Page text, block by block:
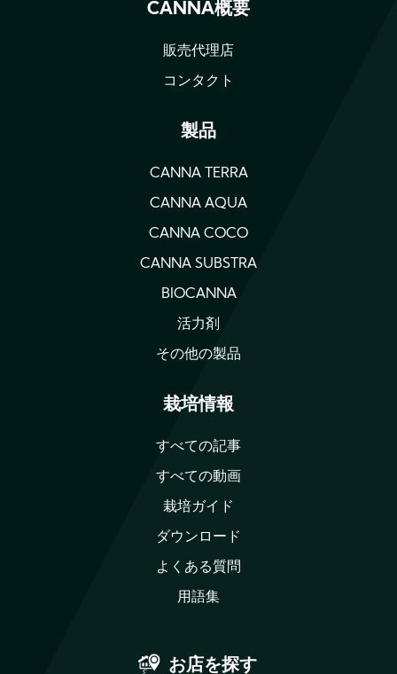
CANNA概要
販売代理店
コンタクト
製品
CANNA TERRA
CANNA AQUA
CANNA COCO
CANNA SUBSTRA
BIOCANNA
活力剤
その他の製品
栽培情報
すべての記事
すべての動画
栽培ガイド
ダウンロード
よくある質問
用語集
お店を探す